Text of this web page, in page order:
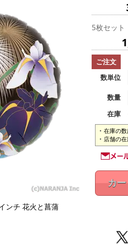
ンチ 花火と菖蒲
5枚セット
ご注文
数単位
数量
在庫
在庫の数
店舗の
カ